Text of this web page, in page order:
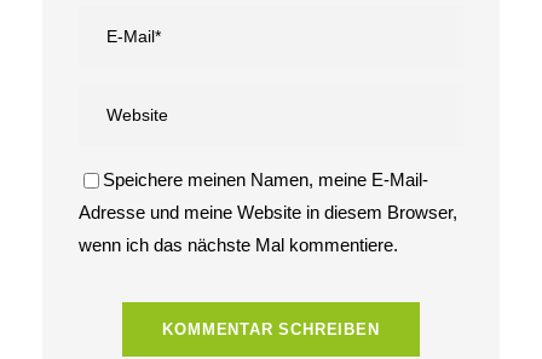
Speichere meinen Namen, meine E-Mail-
Adresse und meine Website in diesem Browser,
wenn ich das nächste Mal kommentiere.